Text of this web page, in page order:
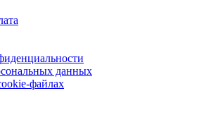
данных
файлах